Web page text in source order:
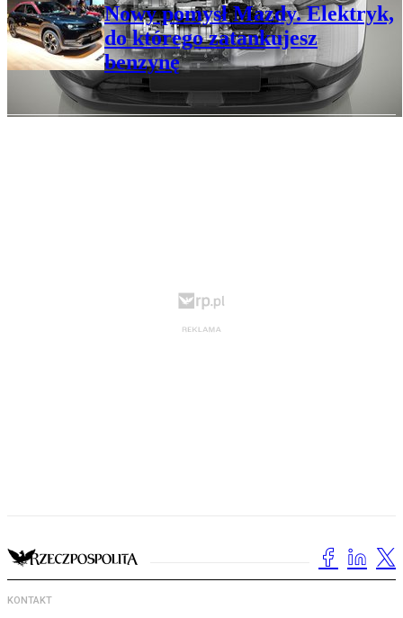
Nowy pomysł Mazdy. Elektryk,
do którego zatankujesz
benzynę
KONTAKT